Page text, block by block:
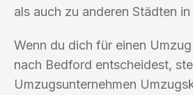
als auch zu anderen Städten
Wenn du dich für einen
nach Bedford entscheidest,
Umzugsunternehmen